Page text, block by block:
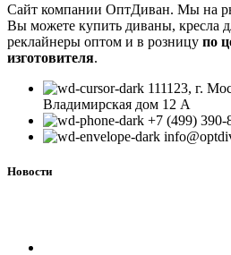
Сайт компании ОптДиван. Мы на
Вы можете купить диваны, кресла
реклайнеры оптом и в розницу по
изготовителя.
111123, г.
Владимирская дом 12 А
+7 (499) 390-
Новости